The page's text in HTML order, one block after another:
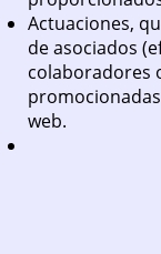
Actuaciones,
de asociados
colaboradores
web.